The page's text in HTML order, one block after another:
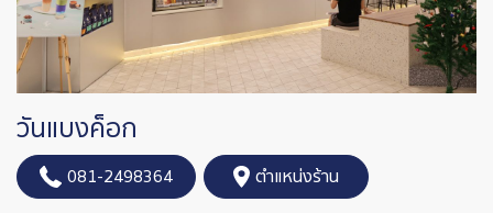
วันแบงค็อก
081-2498364 ตำแหน่งร้าน